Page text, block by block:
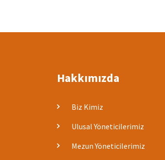
Hakkımızda
Biz Kimiz
Ulusal Yöneticilerimiz
Mezun Yöneticilerimiz